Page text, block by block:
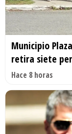
Municipio
retira siete
Hace 8 horas